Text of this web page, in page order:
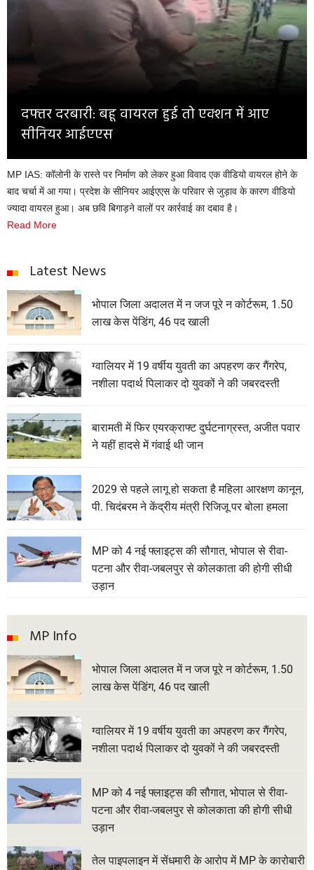
Opinion
Home
दफ्तर दरबारी: बहू वायरल हुई तो एक्शन में आए
सीनियर आईएएस
MP IAS: कॉलोनी के रास्ते पर निर्माण को लेकर हुआ विवाद एक वीडियो वायरल होने के
बाद चर्चा में आ गया। प्रदेश के सीनियर आईएएस के परिवार से जुड़ाव के कारण वीडियो
ज्यादा वायरल हुआ। अब छवि बिगाड़ने वालों पर कार्रवाई का दबाव है।
Read More
Latest News
भोपाल जिला अदालत में न जज पूरे न कोर्टरूम, 1.50
लाख केस पेंडिंग, 46 पद खाली
ग्वालियर में 19 वर्षीय युवती का अपहरण कर गैंगरेप,
नशीला पदार्थ पिलाकर दो युवकों ने की जबरदस्ती
बारामती में फिर एयरक्राफ्ट दुर्घटनाग्रस्त, अजीत पवार
ने यहीं हादसे में गंवाई थी जान
2029 से पहले लागू हो सकता है महिला आरक्षण कानून,
पी. चिदंबरम ने केंद्रीय मंत्री रिजिजू पर बोला हमला
MP को 4 नई फ्लाइट्स की सौगात, भोपाल से रीवा-
पटना और रीवा-जबलपुर से कोलकाता की होगी सीधी
उड़ान
MP Info
भोपाल जिला अदालत में न जज पूरे न कोर्टरूम, 1.50
लाख केस पेंडिंग, 46 पद खाली
ग्वालियर में 19 वर्षीय युवती का अपहरण कर गैंगरेप,
नशीला पदार्थ पिलाकर दो युवकों ने की जबरदस्ती
MP को 4 नई फ्लाइट्स की सौगात, भोपाल से रीवा-
पटना और रीवा-जबलपुर से कोलकाता की होगी सीधी
उड़ान
तेल पाइपलाइन में सेंधमारी के आरोप में MP के कारोबारी